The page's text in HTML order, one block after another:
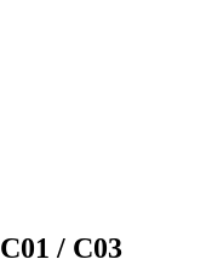
/ C03